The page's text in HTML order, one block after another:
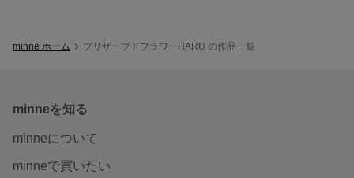
minne ホーム プリザーブドフラワーHARU の作品一覧
minneを知る
minneについて
minneで買いたい